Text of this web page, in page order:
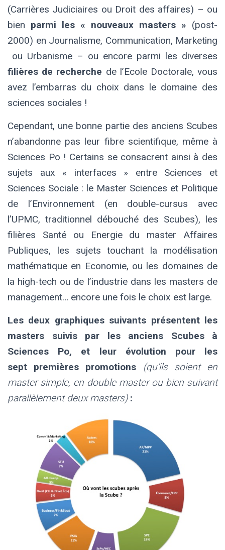
(Carrières Judiciaires ou Droit des affaires) – ou
bien parmi les « nouveaux masters » (post-
2000) en Journalisme, Communication, Marketing
ou Urbanisme – ou encore parmi les diverses
filières de recherche de l’Ecole Doctorale, vous
avez l’embarras du choix dans le domaine des
sciences sociales !
Cependant, une bonne partie des anciens Scubes
n’abandonne pas leur fibre scientifique, même à
Sciences Po ! Certains se consacrent ainsi à des
sujets aux « interfaces » entre Sciences et
Sciences Sociale : le Master Sciences et Politique
de l’Environnement (en double-cursus avec
l’UPMC, traditionnel débouché des Scubes), les
filières Santé ou Energie du master Affaires
Publiques, les sujets touchant la modélisation
mathématique en Economie, ou les domaines de
la high-tech ou de l’industrie dans les masters de
management… encore une fois le choix est large.
Les deux graphiques suivants présentent les
masters suivis par les anciens Scubes à
Sciences Po, et leur évolution pour les
sept premières promotions (qu’ils soient en
master simple, en double master ou bien suivant
parallèlement deux masters):